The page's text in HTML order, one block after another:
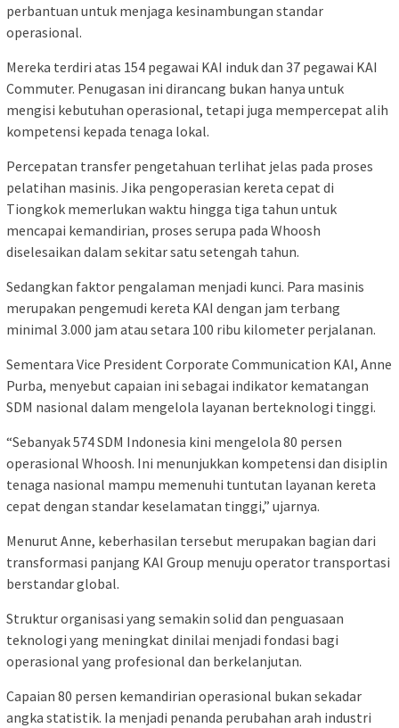
perbantuan untuk menjaga kesinambungan standar
operasional.
Mereka terdiri atas 154 pegawai KAI induk dan 37 pegawai KAI
Commuter. Penugasan ini dirancang bukan hanya untuk
mengisi kebutuhan operasional, tetapi juga mempercepat alih
kompetensi kepada tenaga lokal.
Percepatan transfer pengetahuan terlihat jelas pada proses
pelatihan masinis. Jika pengoperasian kereta cepat di
Tiongkok memerlukan waktu hingga tiga tahun untuk
mencapai kemandirian, proses serupa pada Whoosh
diselesaikan dalam sekitar satu setengah tahun.
Sedangkan faktor pengalaman menjadi kunci. Para masinis
merupakan pengemudi kereta KAI dengan jam terbang
minimal 3.000 jam atau setara 100 ribu kilometer perjalanan.
Sementara Vice President Corporate Communication KAI, Anne
Purba, menyebut capaian ini sebagai indikator kematangan
SDM nasional dalam mengelola layanan berteknologi tinggi.
“Sebanyak 574 SDM Indonesia kini mengelola 80 persen
operasional Whoosh. Ini menunjukkan kompetensi dan disiplin
tenaga nasional mampu memenuhi tuntutan layanan kereta
cepat dengan standar keselamatan tinggi,” ujarnya.
Menurut Anne, keberhasilan tersebut merupakan bagian dari
transformasi panjang KAI Group menuju operator transportasi
berstandar global.
Struktur organisasi yang semakin solid dan penguasaan
teknologi yang meningkat dinilai menjadi fondasi bagi
operasional yang profesional dan berkelanjutan.
Capaian 80 persen kemandirian operasional bukan sekadar
angka statistik. Ia menjadi penanda perubahan arah industri